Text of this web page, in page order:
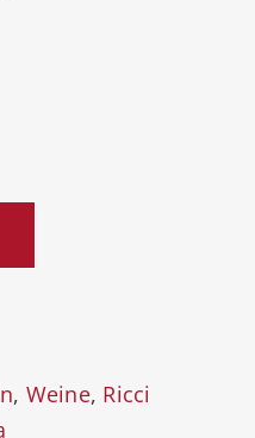
, Weine, Ricci